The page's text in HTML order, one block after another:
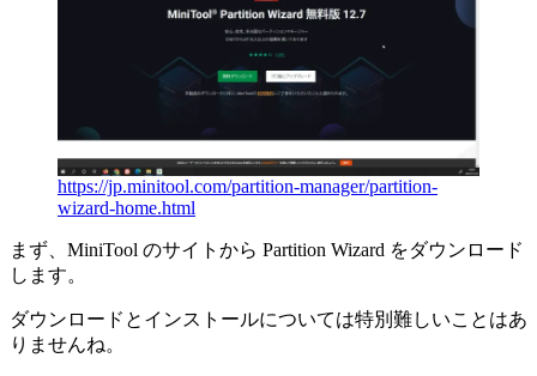
https://jp.minitool.com/partition-manager/partition-
wizard-home.html
まず、MiniTool のサイトから Partition Wizard をダウンロード
します。
ダウンロードとインストールについては特別難しいことはあ
りませんね。